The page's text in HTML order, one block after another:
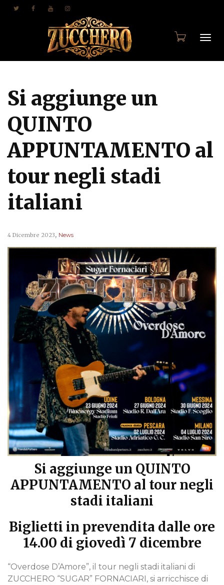
Si aggiunge un
QUINTO
APPUNTAMENTO al
tour negli stadi
italiani
4 Dicembre 2023, News
Si aggiunge un QUINTO
APPUNTAMENTO al tour negli
stadi italiani
Biglietti in prevendita dalle ore
14.00 di giovedì 7 dicembre
“Overdose D’Amore”, il tour negli stadi italiani di
ZUCCHERO “SUGAR” FORNACIARI, si arricchisce di